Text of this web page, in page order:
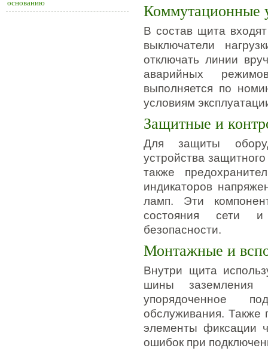
основанию
Коммутационные
В состав щита
выключатели
отключать линии
аварийных
выполняется по
условиям
Защитные и
Для защиты
устройства
также
индикаторов
ламп. Эти
состояния сети и
безопасности.
Монтажные и
Внутри щита
шины
упорядоченное
обслуживания. Также
элементы фиксации
ошибок при